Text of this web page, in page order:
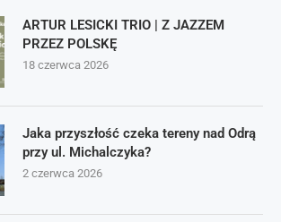
ARTUR LESICKI TRIO | Z JAZZEM
PRZEZ POLSKĘ
18 czerwca 2026
Jaka przyszłość czeka tereny nad Odrą
przy ul. Michalczyka?
2 czerwca 2026